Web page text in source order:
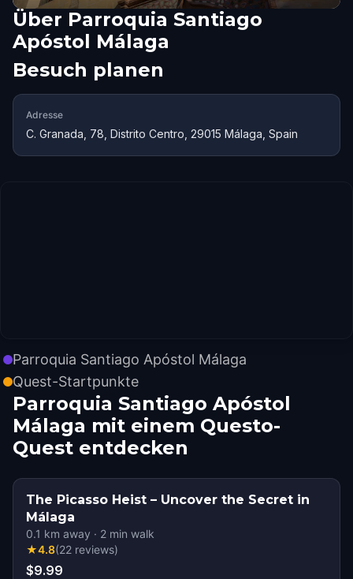
Über Parroquia Santiago
Apóstol Málaga
Besuch planen
Adresse
C. Granada, 78, Distrito Centro, 29015 Málaga, Spain
Parroquia Santiago Apóstol Málaga
Quest-Startpunkte
Parroquia Santiago Apóstol
Málaga mit einem Questo-
Quest entdecken
The Picasso Heist – Uncover the Secret in
Málaga
0.1 km away · 2 min walk
★4.8(22 reviews)
$9.99